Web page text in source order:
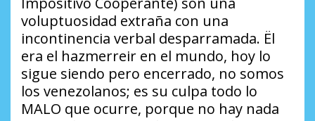
voluptuosidad extraña con una
incontinencia verbal desparramada. Ël
era el hazmerreir en el mundo, hoy lo
sigue siendo pero encerrado, no somos
los venezolanos; es su culpa todo lo
MALO que ocurre, porque no hay nada